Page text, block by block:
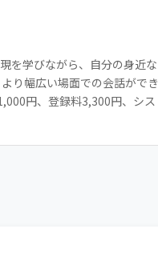
を学びながら、自分の身近な
り幅広い場面での会話ができ
円、登録料3,300円、シス